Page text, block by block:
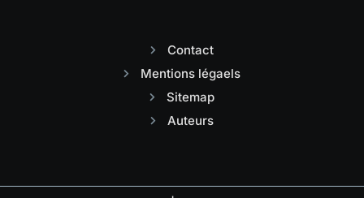
Contact
Mentions légaels
Sitemap
Auteurs